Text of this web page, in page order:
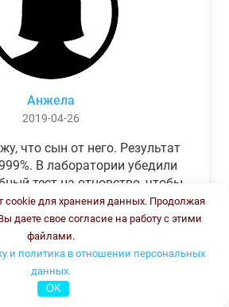
Анжела
2019-04-26
что сын от него. Результат
В лаборатории убедили
тест на отцовство, чтобы
в суде. Результат
через неделю, как и
муж бегает и извиняется.
cookie для хранения данных. Продолжая
даете свое согласие на работу с этими
файлами.
и политика в отношении персональных
данных.
OK